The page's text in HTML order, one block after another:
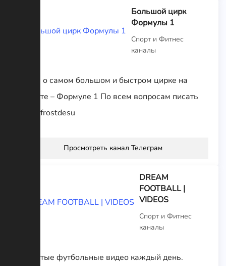
Большой цирк
Формулы 1
Спорт и Фитнес
каналы
Канал о самом большом и быстром цирке на
планете – Формуле 1 По всем вопросам писать
@alexfrostdesu
Просмотреть канал Телеграм
DREAM
FOOTBALL |
VIDEOS
Спорт и Фитнес
каналы
⚽️ Крутые футбольные видео каждый день.